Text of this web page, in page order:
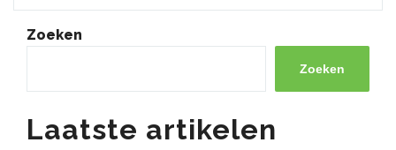
en
met
TL-
de
Zoeken
Zoeken
Laatste artikelen